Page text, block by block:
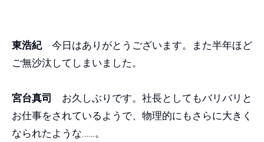
東浩紀今日はありがとうございます。また半年ほど
ご無沙汰してしまいました。
宮台真司
お久しぶりです。社長としてもバリバリと
お仕事をされているようで、物理的にもさらに大きく
なられたような……。